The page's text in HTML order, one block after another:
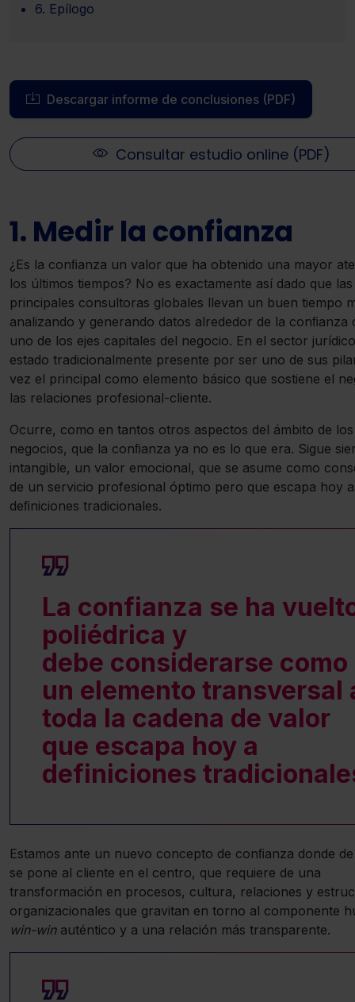
Descargar informe de conclusiones (PDF)
Consultar estudio online (PDF)
1. Medir la confianza
¿Es la conﬁanza un valor que ha obtenido una mayor
los últimos tiempos? No es exactamente así dado que las
principales consultoras globales llevan un buen tiempo
analizando y generando datos alrededor de la conﬁanza
uno de los ejes capitales del negocio. En el sector
estado tradicionalmente presente por ser uno de sus
vez el principal como elemento básico que sostiene el
las relaciones profesional-cliente.
Ocurre, como en tantos otros aspectos del ámbito de los
negocios, que la conﬁanza ya no es lo que era. Sigue
intangible, un valor emocional, que se asume como
de un servicio profesional óptimo pero que escapa hoy a
deﬁniciones tradicionales.
La confianza se ha
poliédrica y
debe considerarse como
un elemento transversal
toda la cadena de valor
que escapa hoy a
definiciones
Estamos ante un nuevo concepto de conﬁanza donde
se pone al cliente en el centro, que requiere de una
transformación en procesos, cultura, relaciones y
organizacionales que gravitan en torno al componente
win-winauténtico y a una relación más transparente.
6. Epílogo